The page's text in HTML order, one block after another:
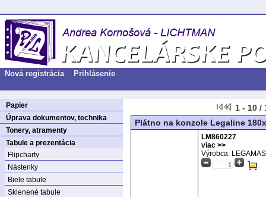
Nová registrácia Prihlásenie
Papier
Úprava dokumentov, technika
Tonery, atramenty
Tabule a prezentácia
Flipcharty
Nástenky
Biele tabule
Sklenené tabule
1 - 10 /
Plátno na konzole Legaline
LM860227
viac >>
Výrobca: